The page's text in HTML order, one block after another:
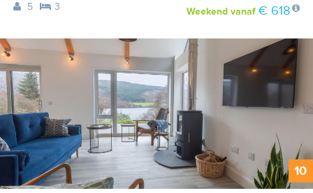
5
3 Weekendvanaf € 618
10